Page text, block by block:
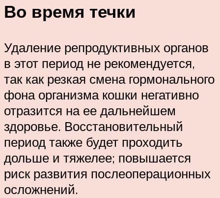
Во время течки
Удаление репродуктивных органов
в этот период не рекомендуется,
так как резкая смена гормонального
фона организма кошки негативно
отразится на ее дальнейшем
здоровье. Восстановительный
период также будет проходить
дольше и тяжелее; повышается
риск развития послеоперационных
осложнений.